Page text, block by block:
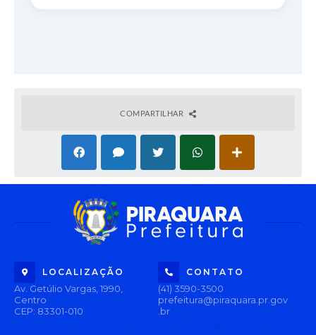
COMPARTILHAR
LOCALIZAÇÃO
Av. Getúlio Vargas, 1990,
Centro
CEP: 83301-010
CONTATO
(41) 3590-3500
prefeitura@piraquara.pr.gov
.br